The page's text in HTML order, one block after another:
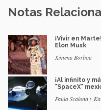
Notas
¡Vivir en
Elon Musk
Ximena Borboa
¡Al infinito y
"SpaceX"
Paula Scalona y